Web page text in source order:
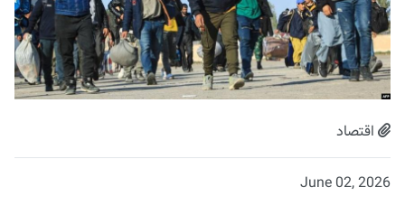
اقتصاد
June 02, 2026